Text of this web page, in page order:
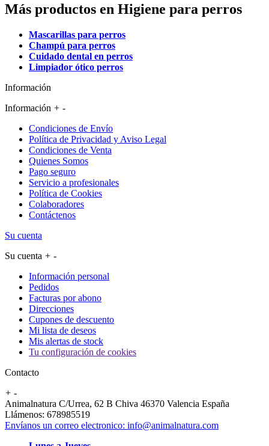
Más productos en Higiene para perros
Mascarillas para perros
Champú para perros
Cuidado dental en perros
Limpiador ótico perros
Información
Información + -
Condiciones de Envío
Política de Privacidad y Aviso Legal
Condiciones de Venta
Quienes Somos
Pago seguro
Servicio a profesionales
Política de Cookies
Colaboradores
Contáctenos
Su cuenta
Su cuenta + -
Información personal
Pedidos
Facturas por abono
Direcciones
Cupones de descuento
Mi lista de deseos
Mis alertas de stock
Tu configuración de cookies
Contacto
+ -
Animalnatura C/Urrea, 62 B Chiva 46370 Valencia España
Llámenos: 678985519
Envíanos un correo electronico: info@animalnatura.com